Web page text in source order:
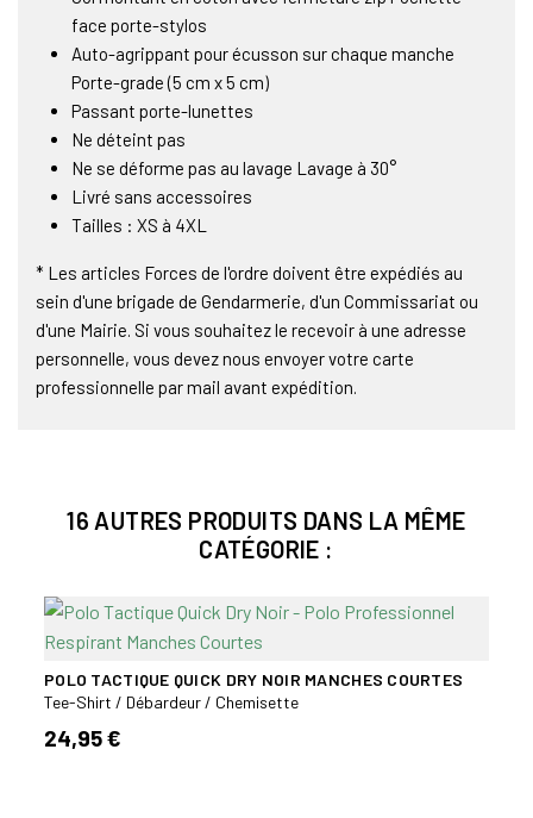
face porte-stylos
Auto-agrippant pour écusson sur chaque manche
Porte-grade (5 cm x 5 cm)
Passant porte-lunettes
Ne déteint pas
Ne se déforme pas au lavage Lavage à 30°
Livré sans accessoires
Tailles : XS à 4XL
* Les articles Forces de l'ordre doivent être expédiés au
sein d'une brigade de Gendarmerie, d'un Commissariat ou
d'une Mairie. Si vous souhaitez le recevoir à une adresse
personnelle, vous devez nous envoyer votre carte
professionnelle par mail avant expédition.
16 AUTRES PRODUITS DANS LA MÊME
CATÉGORIE :
POLO TACTIQUE QUICK DRY NOIR MANCHES COURTES
Tee-Shirt / Débardeur / Chemisette
24,95 €